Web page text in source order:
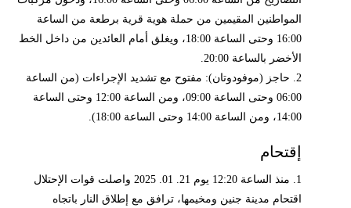
المواطنين المقيمين من حملة هوية قرية برطعة من الساعة
16:00 وحتى الساعة 18:00، ويغلق أمام العائدين من داخل الخط
الأخضر بالساعة 20:00.
2. حاجز (موفودوتان): مفتوح مع تشديد الإجراءات (من الساعة
06:00 وحتى الساعة 09:00، ومن الساعة 12:00 وحتى الساعة
14:00، ومن الساعة 14:00 وحتى الساعة 18:00).
إقتحام
1. منذ الساعة 12:20 يوم 21. 01. 2025 واصلت قوات الإحتلال
اقتحام مدينة جنين ومخيمها، ترافق مع إطلاق النار باتجاه